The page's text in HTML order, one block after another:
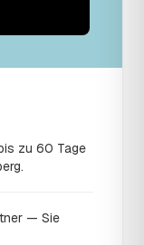
zu 60 Tage
— Sie